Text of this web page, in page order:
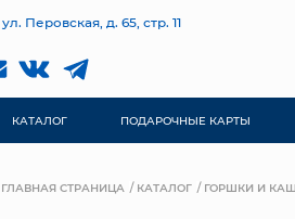
ул. Перовская, д. 65, стр. 11
КАТАЛОГ ПОДАРОЧНЫЕ КАРТЫ
ГЛАВНАЯ СТРАНИЦА КАТАЛОГ ГОРШКИ И